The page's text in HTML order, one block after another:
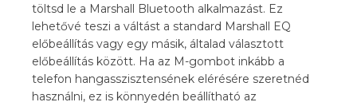
töltsd le a Marshall Bluetooth alkalmazást. Ez
lehetővé teszi a váltást a standard Marshall EQ
előbeállítás vagy egy másik, általad választott
előbeállítás között. Ha az M-gombot inkább a
telefon hangasszisztensének elérésére szeretnéd
használni, ez is könnyedén beállítható az